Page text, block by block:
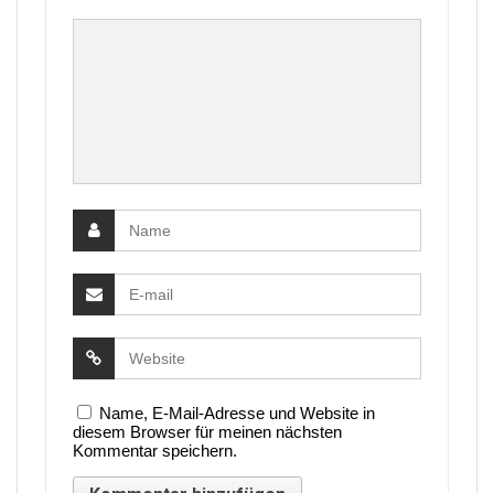
Name, E-Mail-Adresse und Website in
diesem Browser für meinen nächsten
Kommentar speichern.